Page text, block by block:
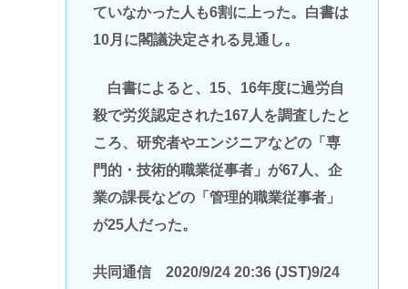
ていなかった人も6割に上った。白書は
10月に閣議決定される見通し。
白書によると、15、16年度に過労自
殺で労災認定された167人を調査したと
ころ、研究者やエンジニアなどの「専
門的・技術的職業従事者」が67人、企
業の課長などの「管理的職業従事者」
が25人だった。
共同通信 2020/9/24 20:36 (JST)9/24